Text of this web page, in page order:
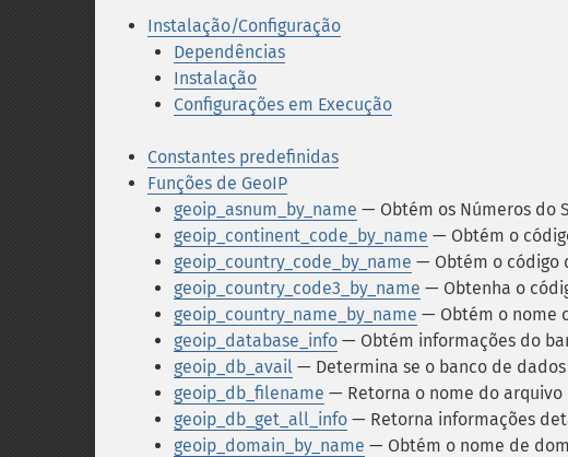
Instalação/Configuração
Dependências
Instalação
Configurações em Execução
Constantes predefinidas
Funções de GeoIP
geoip_asnum_by_name — Obtém os Números do
geoip_continent_code_by_name — Obtém o
geoip_country_code_by_name — Obtém o código
geoip_country_code3_by_name — Obtenha o
geoip_country_name_by_name — Obtém o nome
geoip_database_info — Obtém informações do
geoip_db_avail — Determina se o banco de
geoip_db_filename — Retorna o nome do arquivo
geoip_db_get_all_info — Retorna informações
geoip_domain_by_name — Obtém o nome de